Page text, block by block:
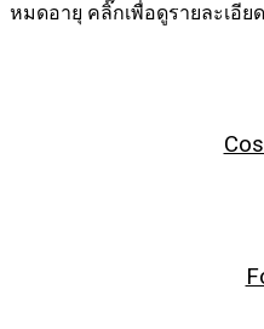
หมดอายุ คลิ๊กเพื่อดูรายละเอี